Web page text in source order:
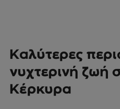
Καλύτερες
νυχτερινή ζωή
Κέρκυρα